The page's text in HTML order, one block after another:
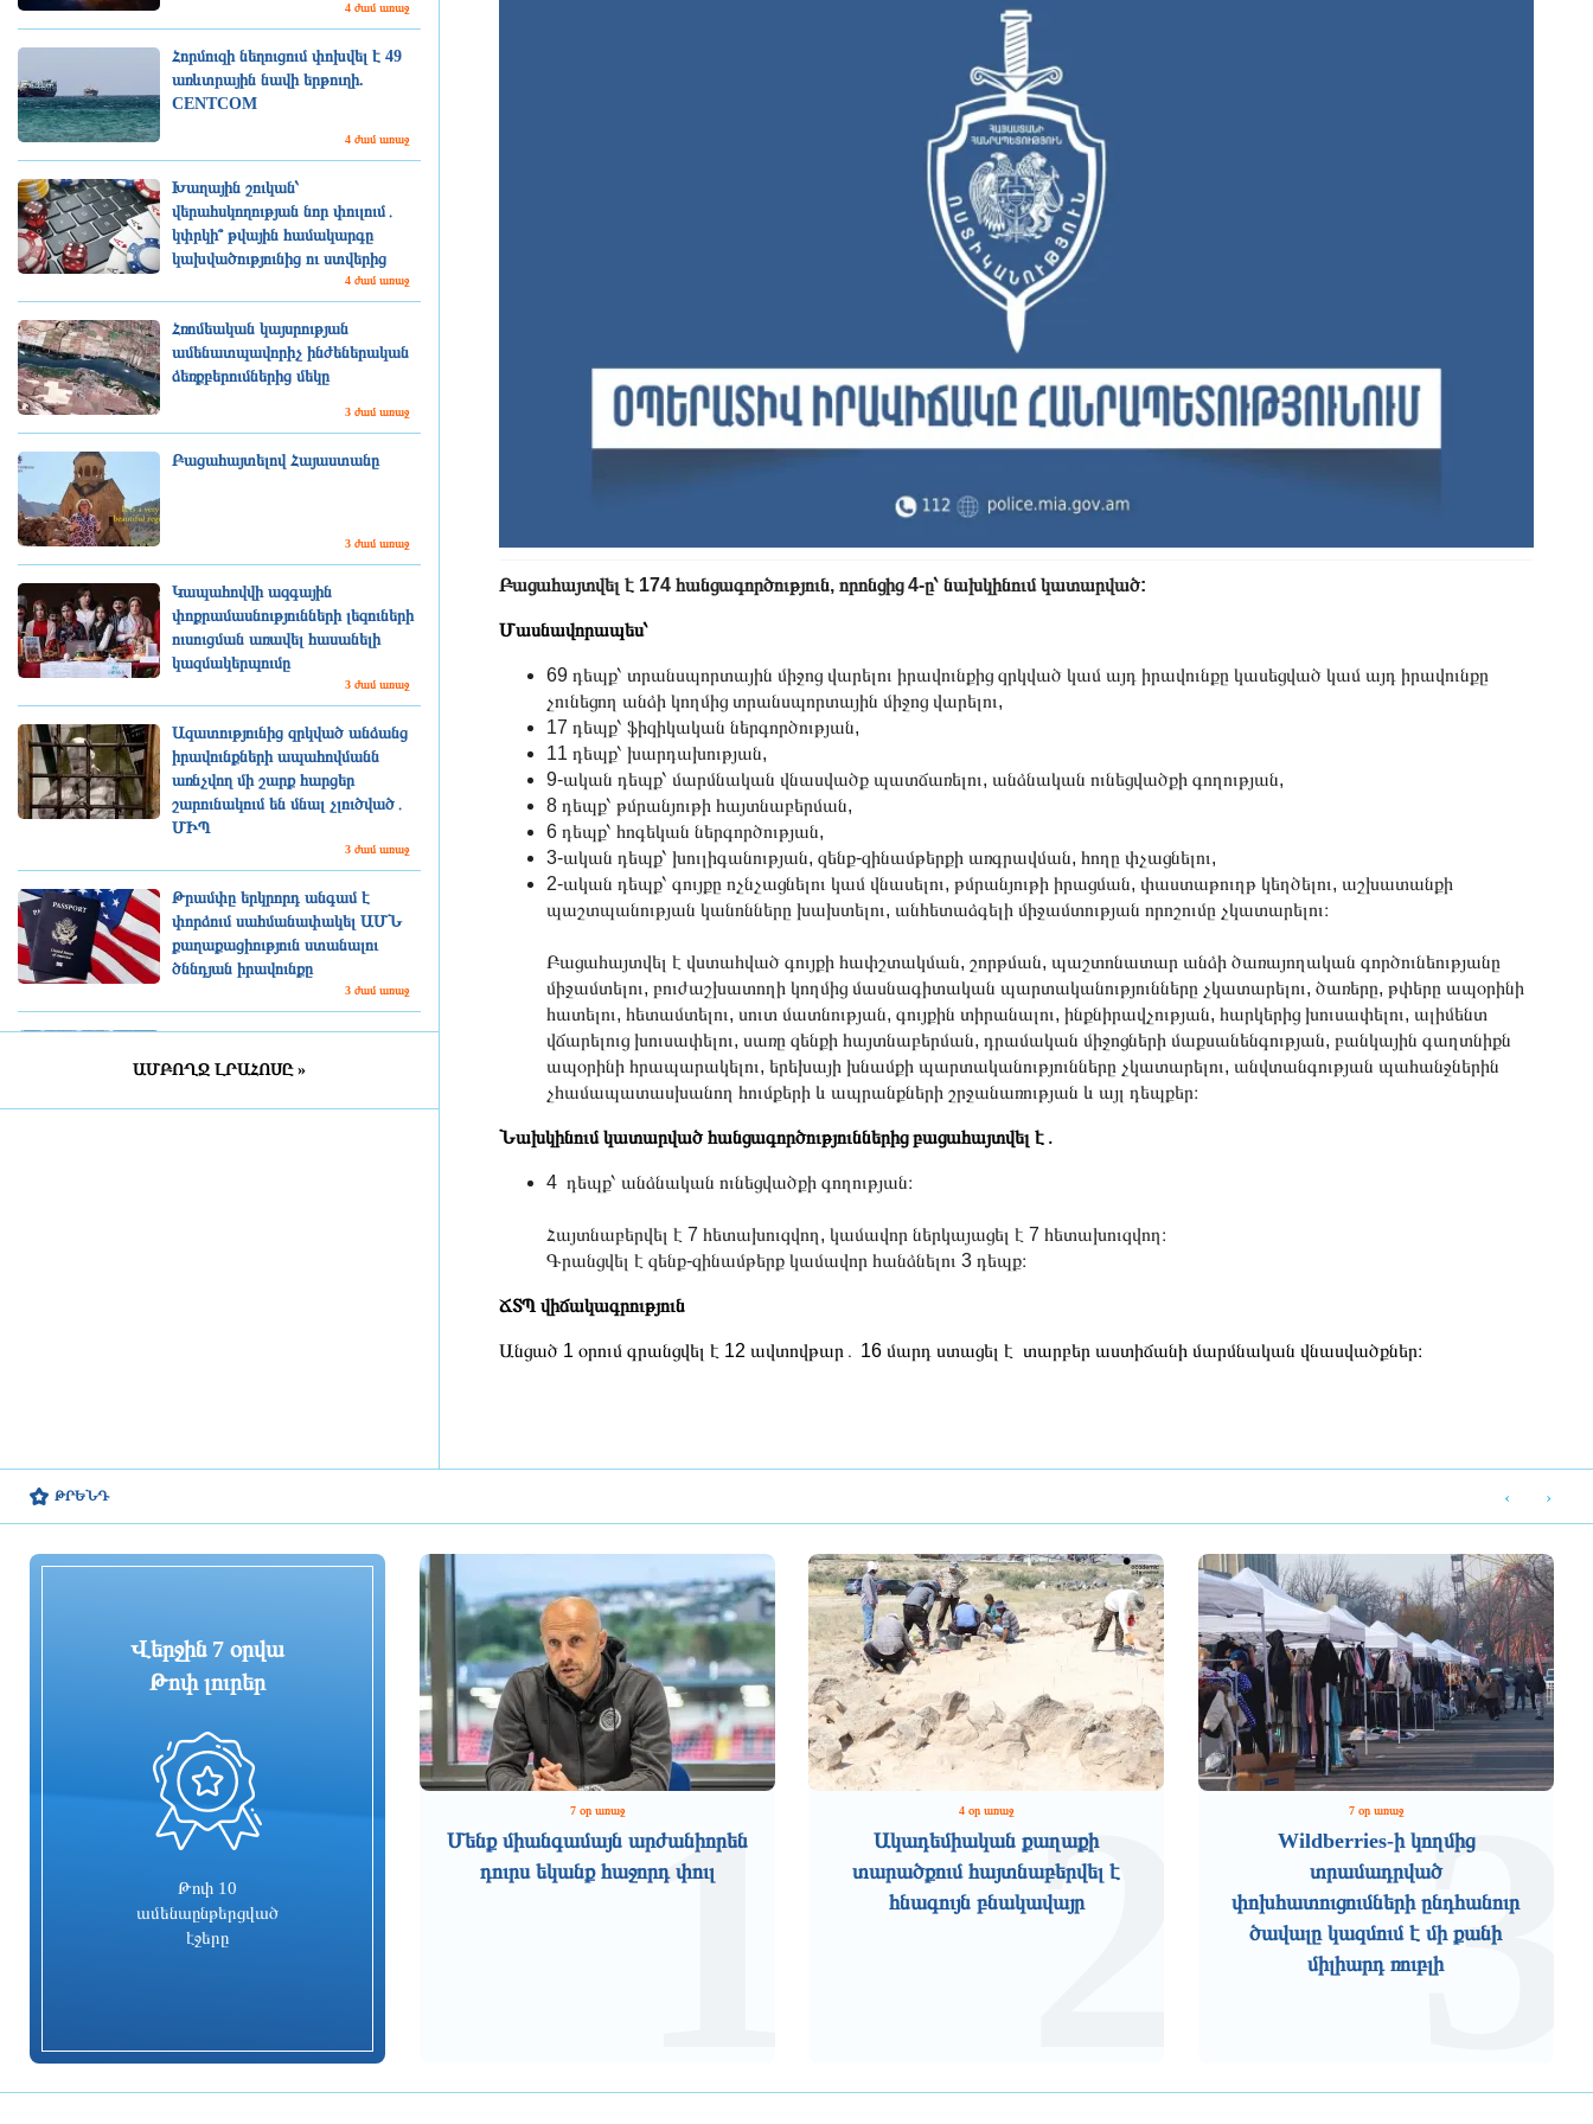
4 ժամ առաջ
Հորմուզի նեղուցում փոխվել է 49
առևտրային նավի երթուղի.
CENTCOM
4 ժամ առաջ
Խաղային շուկան՝
վերահսկողության նոր փուլում․
կփրկի՞ թվային համակարգը
կախվածությունից ու ստվերից
4 ժամ առաջ
Հռոմեական կայսրության
ամենատպավորիչ ինժեներական
ձեռքբերումներից մեկը
3 ժամ առաջ
Բացահայտելով Հայաստանը
3 ժամ առաջ
Կապահովվի ազգային
փոքրամասնությունների լեզուների
ուսուցման առավել հասանելի
կազմակերպումը
3 ժամ առաջ
Ազատությունից զրկված անձանց
իրավունքների ապահովմանն
առնչվող մի շարք հարցեր
շարունակում են մնալ չլուծված․
ՄԻՊ
3 ժամ առաջ
Թրամփը երկրորդ անգամ է
փորձում սահմանափակել ԱՄՆ
քաղաքացիություն ստանալու
ծննդյան իրավունքը
3 ժամ առաջ
են անկանոն երթևեկող «Նիվան»
հատուկ տարածք
Հայաստանի հյուրանոցների
2 ժամ առաջ
սանիտարական խախտումների
պատճառով
Դարոն Աճեմօղլուն մեծ
ցանկություն ունի մոտ ապագայում
այցելելու Հայաստան. դեսպան
Մկրտչյան
Իրանական ընկերությունները
սկսել են Հայաստանում
Քաջարանի թունելի
շինարարությունը. դեսպանություն
իրականացվում, ասել է
Փաշինյանը` մինչ այդ «ոտքի
ԱՄԲՈՂՋ ԼՐԱՀՈՍԸ »
Բացահայտվել է 174 հանցագործություն, որոնցից 4-ը՝ նախկինում կատարված:
Մասնավորապես՝
69 դեպք՝ տրանսպորտային միջոց վարելու իրավունքից զրկված կամ այդ իրավունքը կասեցված կամ այդ իրավունքը
չունեցող անձի կողմից տրանսպորտային միջոց վարելու,
17 դեպք՝ ֆիզիկական ներգործության,
11 դեպք՝ խարդախության,
9-ական դեպք՝ մարմնական վնասվածք պատճառելու, անձնական ունեցվածքի գողության,
8 դեպք՝ թմրանյութի հայտնաբերման,
6 դեպք՝ հոգեկան ներգործության,
3-ական դեպք՝ խուլիգանության, զենք-զինամթերքի առգրավման, հողը փչացնելու,
2-ական դեպք՝ գույքը ոչնչացնելու կամ վնասելու, թմրանյութի իրացման, փաստաթուղթ կեղծելու, աշխատանքի
պաշտպանության կանոնները խախտելու, անհետաձգելի միջամտության որոշումը չկատարելու։
Բացահայտվել է վստահված գույքի հափշտակման, շորթման, պաշտոնատար անձի ծառայողական գործունեությանը
միջամտելու, բուժաշխատողի կողմից մասնագիտական պարտականությունները չկատարելու, ծառերը, թփերը ապօրինի
հատելու, հետամտելու, սուտ մատնության, գույքին տիրանալու, ինքնիրավչության, հարկերից խուսափելու, ալիմենտ
վճարելուց խուսափելու, սառը զենքի հայտնաբերման, դրամական միջոցների մաքսանենգության, բանկային գաղտնիքն
ապօրինի հրապարակելու, երեխայի խնամքի պարտականությունները չկատարելու, անվտանգության պահանջներին
չհամապատասխանող հումքերի և ապրանքների շրջանառության և այլ դեպքեր։
Նախկինում կատարված հանցագործություններից բացահայտվել է․
4 դեպք՝ անձնական ունեցվածքի գողության։
Հայտնաբերվել է 7 հետախուզվող, կամավոր ներկայացել է 7 հետախուզվող։
Գրանցվել է զենք-զինամթերք կամավոր հանձնելու 3 դեպք։
ՃՏՊ վիճակագրություն
Անցած 1 օրում գրանցվել է 12 ավտովթար․ 16 մարդ ստացել է տարբեր աստիճանի մարմնական վնասվածքներ։
ԹՐԵՆԴ
Վերջին 7 օրվա
Թոփ լուրեր
Թոփ 10
ամենաընթերցված
էջերը
7 օր առաջ
Մենք միանգամայն արժանիորեն
դուրս եկանք հաջորդ փուլ
1 4 օր առաջ
Ակադեմիական քաղաքի
տարածքում հայտնաբերվել է
հնագույն բնակավայր
2 7 օր առաջ
Wildberries-ի կողմից
տրամադրված
փոխհատուցումների ընդհանուր
ծավալը կազմում է մի քանի
միլիարդ ռուբլի3
‹ ›